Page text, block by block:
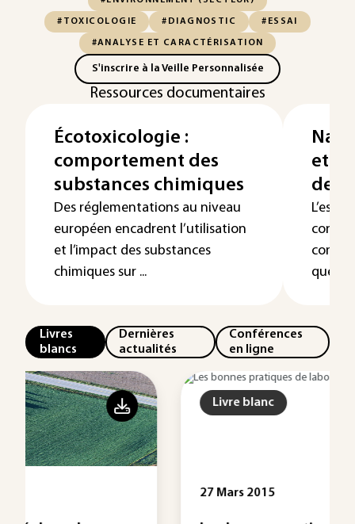
#TOXICOLOGIE #DIAGNOSTIC #ESSAI
#ANALYSE ET CARACTÉRISATION
S'inscrire à la Veille Personnalisée
Ressources documentaires
Écotoxicologie :
comportement des
substances chimiques
Des réglementations au niveau
européen encadrent l’utilisation
et l’impact des substances
chimiques sur ...
et
des
Livres
blancs
Dernières
actualités
Conférences
en ligne
Livre blanc